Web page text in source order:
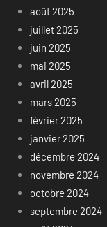
août 2025
juillet 2025
juin 2025
mai 2025
avril 2025
mars 2025
février 2025
janvier 2025
décembre 2024
novembre 2024
octobre 2024
septembre 2024